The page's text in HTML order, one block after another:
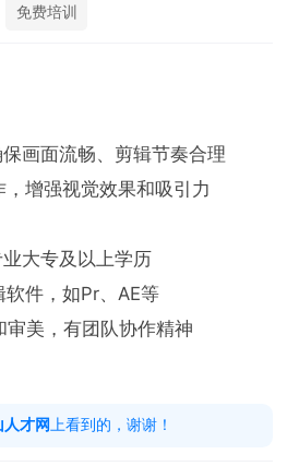
免费培训
画面流畅、剪辑节奏合理
增强视觉效果和吸引力
大专及以上学历
件，如Pr、AE等
美，有团队协作精神
人才网上看到的，谢谢！